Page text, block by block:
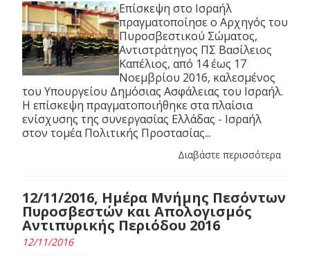
Επίσκεψη στο Ισραήλ
πραγματοποίησε ο Αρχηγός του
Πυροσβεστικού Σώματος,
Αντιστράτηγος ΠΣ Βασίλειος
Καπέλιος, από 14 έως 17
Νοεμβρίου 2016, καλεσμένος
του Υπουργείου Δημόσιας Ασφάλειας του Ισραήλ.
Η επίσκεψη πραγματοποιήθηκε στα πλαίσια
ενίσχυσης της συνεργασίας Ελλάδας - Ισραήλ
στον τομέα Πολιτικής Προστασίας...
Διαβάστε περισσότερα
12/11/2016, Ημέρα Μνήμης Πεσόντων
Πυροσβεστών και Απολογισμός
Αντιπυρικής Περιόδου 2016
12/11/2016